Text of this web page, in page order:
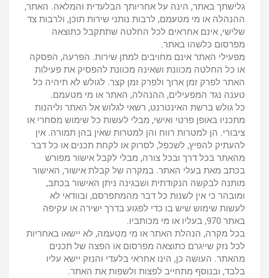
גלישתך באתר, הינה על אחריותך הבלעדית והמלאה. האתר,
ההנהלה או מי מטעמם, לרבות נותני שירות תוכן, ולרבות צד
שלישי, אינם אחראים לכל החלטה שתתקבל כתוצאה
מפרסום כלשהו באתר.
מפעילי האתר אינם מחויבים למתן שירות. הפרעה, הפסקה
או כל החלטה מכוונת ושאינה מכוונת להפסיק את פעילות
האתר לפרק זמן ארוך ולפרק זמן קצר. לגולש לא תיהיה כל
טענה נגד המפעילים, ההנהלה, האתר או מי מטעמם.
כל גולש ברשת האינטרנט, רשאי לגלוש אל האתר וליהנות
מתכניו באופן פרטי ואישי, מבלי לעשות כל שימוש מסחרי או
ציבורי. הן למטרות רווח והן למטרות שאין בהן תמורה. אין
להעתיק להפיץ, לשכפל, לסרוק או לקחת תכנים או כל דבר
מהאתר בכל דרך ובכל צורה, מבלי לקבל אישור מפורש
בכתב מאת בעלי האתר. במקרה של קבלת אישור, האישור
מותנה לבקשה הנקודתית ושבגינה ניתן האישור בכתב,
ומובהר כי אין לשנות כל דבר מהמתפרסם, ובוודאי לא
לעשות שימוש שיש בו כדי לפגוע בדרך ישירה או עקיפה
באתר 970, בעליו או מי מכותביו.
בכל מקרה, הנהלת האתר או מי מטעמה, לא יישאו באחריות
לכל נזק שייגרם כתוצאה מפרסום או הפצה של תכנים
מהאתר. העושה כן, הינו אחראי בלעדי והנזק יישא עליו
בלבד, ובנוסף מתחייב לפצות ולשפות את האתר.